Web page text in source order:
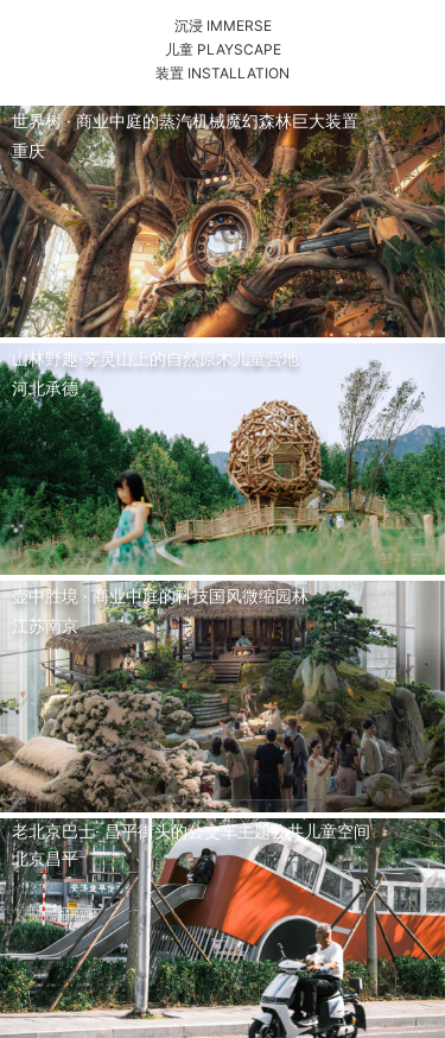
儿童 PLAYSCAPE
装置 INSTALLATION
沉浸 IMMERSE
世界树 · 商业中庭的蒸汽机械魔幻森林巨大装置
重庆
山林野趣·雾灵山上的自然原木儿童营地
河北承德
壶中胜境 · 商业中庭的科技国风微缩园林
江苏南京
老北京巴士· 昌平街头的公交车主题公共儿童空间
北京昌平